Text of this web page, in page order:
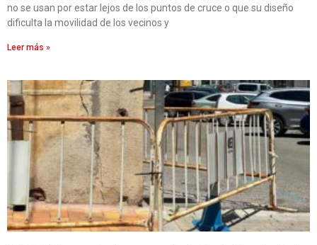
no se usan por estar lejos de los puntos de cruce o que su diseño
dificulta la movilidad de los vecinos y
Leer más »